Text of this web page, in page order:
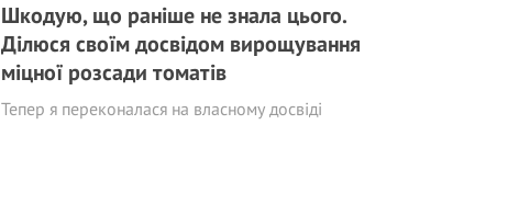
Шкодую, що раніше не знала цього.
Ділюся своїм досвідом вирощування
міцної розсади томатів
Тепер я переконалася на власному досвіді